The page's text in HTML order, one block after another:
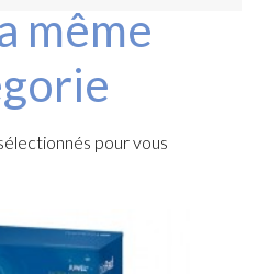
même
pour vous